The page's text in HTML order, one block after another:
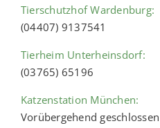
Tierschutzhof Wardenburg:
(04407) 9137541
Tierheim Unterheinsdorf:
(03765) 65196
Katzenstation München:
Vorübergehend geschlossen